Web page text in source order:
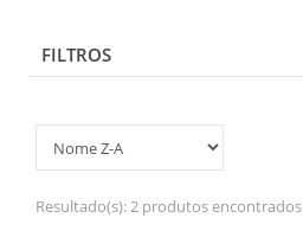
FILTROS
Resultado(s):2 produtos encontrados